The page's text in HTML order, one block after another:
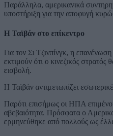
Παράλληλα, αμερικανικά
υποστήριξη για την αποφυγή
Η Ταϊβάν στο επίκεντρο
Για τον Σι Τζινπίνγκ, η
εκτιμούν ότι ο κινεζικός
εισβολή.
Η Ταϊβάν αντιμετωπίζει
Παρότι επισήμως οι ΗΠΑ
αβεβαιότητα. Πρόσφατα ο
ερμηνεύθηκε από πολλούς ως